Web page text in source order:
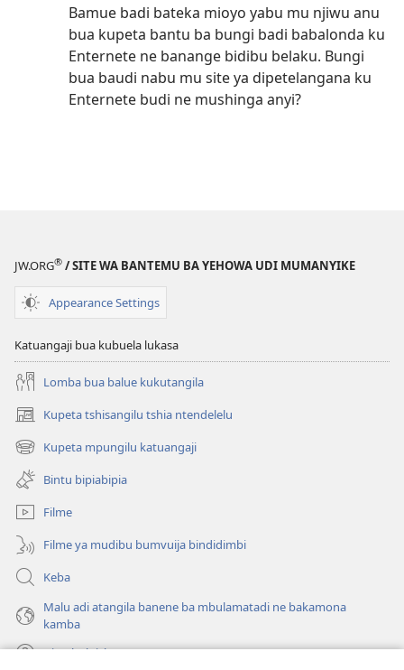
Bamue badi bateka mioyo yabu mu njiwu anu
bua kupeta bantu ba bungi badi babalonda ku
Enternete ne banange bidibu belaku. Bungi
bua baudi nabu mu site ya dipetelangana ku
Enternete budi ne mushinga anyi?
JW.ORG® / SITE WA BANTEMU BA YEHOWA UDI MUMANYIKE
Appearance Settings
Katuangaji bua kubuela lukasa
Lomba bua balue kukutangila
Kupeta tshisangilu tshia ntendelelu
(bikangula
dibeji
dikuabu)
Kupeta mpungilu katuangaji
(bikangula
dibeji
dikuabu)
Bintu bipiabipia
Filme
Filme ya mudibu bumvuija bindidimbi
Keba
Malu adi atangila banene ba mbulamatadi ne bakamona
kamba
Diambuluisha